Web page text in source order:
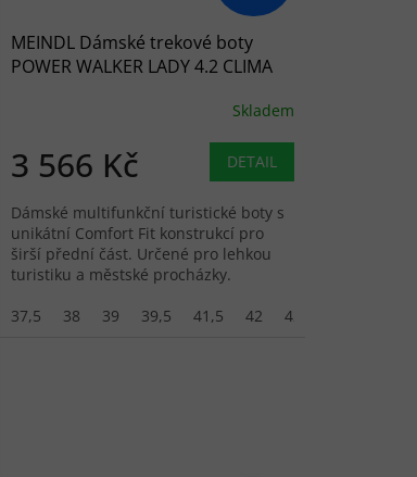
41,5 42
MEINDL Dámské trekové boty
POWER WALKER LADY 4.2 CLIMA
Skladem
3 566 Kč DETAIL
Dámské multifunkční turistické boty s
unikátní Comfort Fit konstrukcí pro
širší přední část. Určené pro lehkou
turistiku a městské procházky.
37,5
38 39 39,5 41,5 42 42,5